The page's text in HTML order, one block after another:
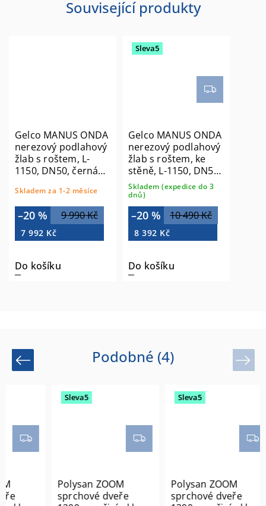
Související produkty
Gelco MANUS ONDA
nerezový podlahový
žlab s roštem, L-
1150, DN50, černá
Skladem za 1-2 měsíce
9 990 Kč
–20 %
7 992 Kč
Do košíku
Sleva5
Gelco MANUS ONDA
nerezový podlahový
žlab s roštem, ke
stěně, L-1150, DN50,
černá mat GMO27B
Skladem (expedice do 3
dnů)
10 490 Kč
–20 %
8 392 Kč
Do košíku
Podobné (4)
Previous
Sleva5
Polysan ZOOM
sprchové dveře
Sleva5
Polysan ZOOM
sprchové dveře
Next